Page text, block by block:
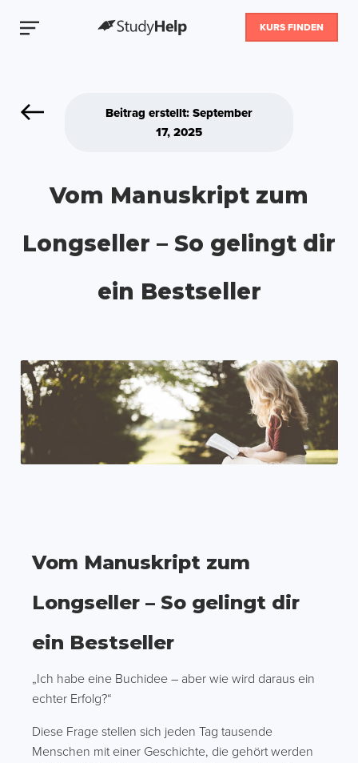
KURS FINDEN
Beitrag erstellt: September
17, 2025
Vom Manuskript zum
Longseller – So gelingt dir
ein Bestseller
Vom Manuskript zum
Longseller – So gelingt dir
ein Bestseller
„Ich habe eine Buchidee – aber wie wird daraus ein
echter Erfolg?“
Diese Frage stellen sich jeden Tag tausende
Menschen mit einer Geschichte, die gehört werden